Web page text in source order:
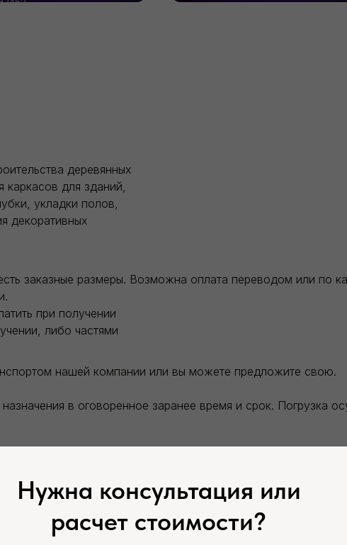
деревянных
каркасов для зданий,
укладки полов,
декоративных
заказные размеры. Возможна оплата переводом или по
при получении
либо частями
нашей компании или вы можете предложите свою.
в оговоренное заранее время и срок. Погрузка
Разгрузка заказанного товара производится силами
и у нашего менеджера, цены могут отличаться в
Нужна консультация или
расчет стоимости?